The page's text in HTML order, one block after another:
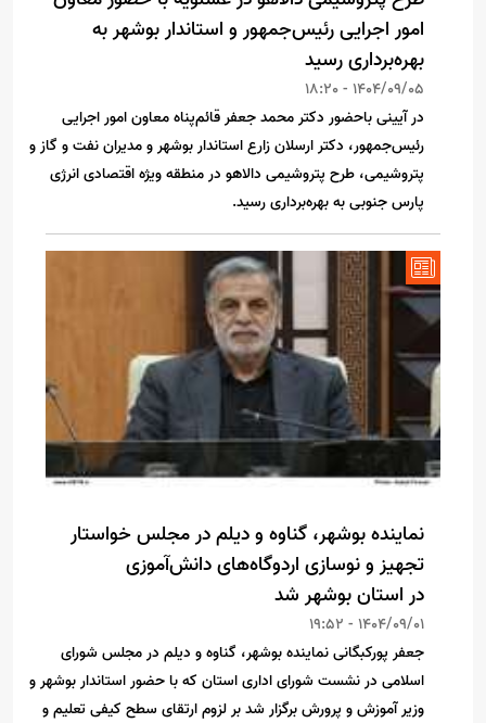
امور اجرایی رئیس‌جمهور و استاندار بوشهر به
بهره‌برداری رسید
1404/09/05 - 18:20
در آیینی باحضور دکتر محمد جعفر قائم‌پناه معاون امور اجرایی
رئیس‌جمهور، دکتر ارسلان زارع استاندار بوشهر و مدیران نفت و گاز و
پتروشیمی، طرح پتروشیمی دالاهو در منطقه ویژه اقتصادی انرژی
پارس جنوبی به بهره‌برداری رسید.
نماینده بوشهر، گناوه و دیلم در مجلس خواستار
تجهیز و نوسازی اردوگاه‌های دانش‌آموزی
در استان بوشهر شد
1404/09/01 - 19:52
جعفر پورکبگانی نماینده بوشهر، گناوه و دیلم در مجلس شورای
اسلامی در نشست شورای اداری استان که با حضور استاندار بوشهر و‌
وزیر آموزش و پرورش برگزار شد بر لزوم ارتقای سطح کیفی تعلیم و